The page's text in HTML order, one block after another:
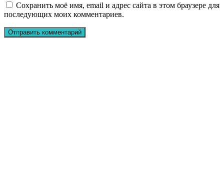
Сохранить моё имя, email и адрес сайта в этом браузере для
последующих моих комментариев.